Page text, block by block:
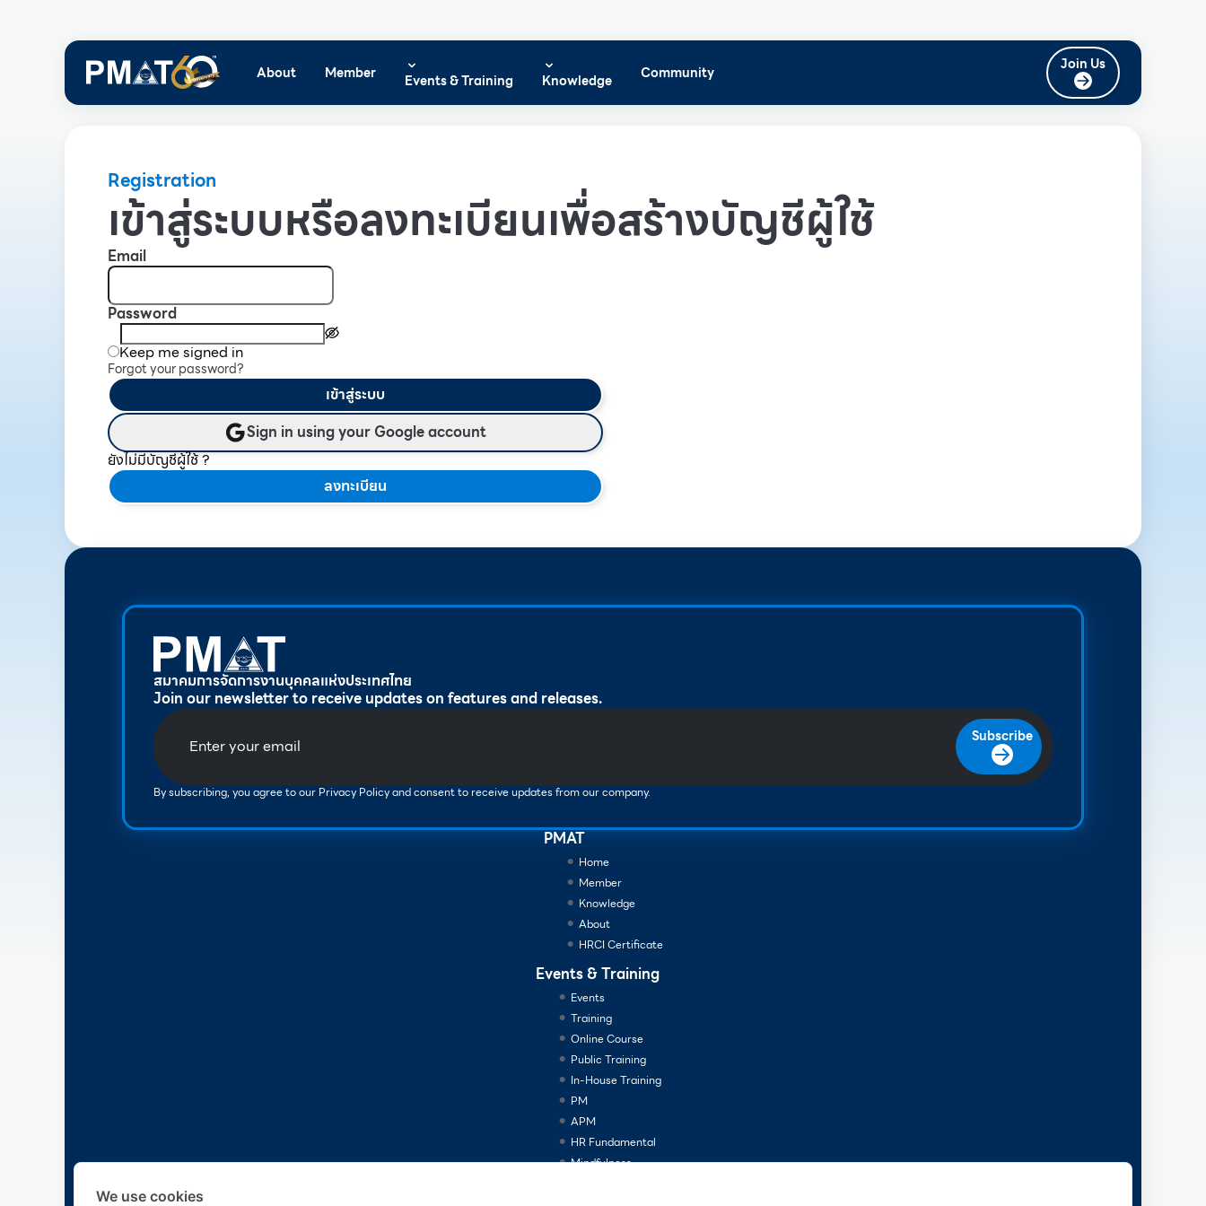
About Member Events & Training Knowledge Community Join Us
Registration
เข้าสู่ระบบหรือลงทะเบียนเพื่อสร้างบัญชีผู้ใช้
Email
Password
Keep me signed in
Forgot your password?
เข้าสู่ระบบ
Sign in using your Google account
ยังไม่มีบัญชีผู้ใช้ ?
ลงทะเบียน
สมาคมการจัดการงานบุคคลแห่งประเทศไทย
Join our newsletter to receive updates on features and releases.
Subscribe
By subscribing, you agree to our Privacy Policy and consent to receive updates from our company.
PMAT
Home
Member
Knowledge
About
HRCI Certificate
Events & Training
Events
Training
Online Course
Public Training
In-House Training
PM
APM
HR Fundamental
Mindfulness
We use cookies